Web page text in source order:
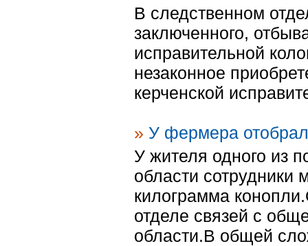
В следственном
заключенного,
исправительной
незаконное
керченской
» У фермера
У жителя одного из
области
килограмма
отделе связей с
области.В общей